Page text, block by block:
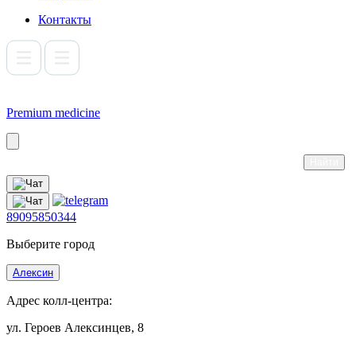
Контакты
Premium medicine
89095850344
Выберите город
Алексин
Адрес колл-центра:
ул. Героев Алексинцев, 8